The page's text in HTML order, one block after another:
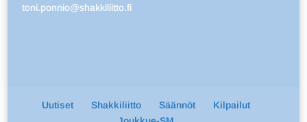
toni.ponnio@shakkiliitto.fi
Uutiset Shakkiliitto Säännöt
Kilpailut